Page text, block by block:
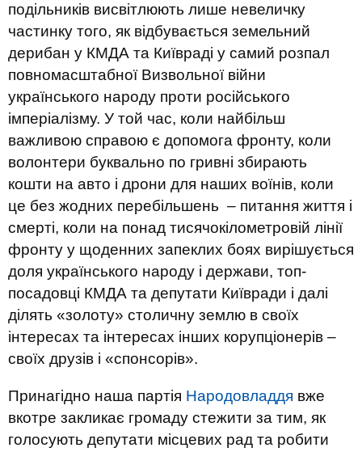
подільників висвітлюють лише невеличку
частинку того, як відбувається земельний
дерибан у КМДА та Київраді у самий розпал
повномасштабної Визвольної війни
українського народу проти російського
імперіалізму. У той час, коли найбільш
важливою справою є допомога фронту, коли
волонтери буквально по гривні збирають
кошти на авто і дрони для наших воїнів, коли
це без жодних перебільшень – питання життя і
смерті, коли на понад тисячокілометровій лінії
фронту у щоденних запеклих боях вирішується
доля українського народу і держави, топ-
посадовці КМДА та депутати Київради і далі
ділять «золоту» столичну землю в своїх
інтересах та інтересах інших корупціонерів –
своїх друзів і «спонсорів».
Принагідно наша партія Народовладдя вже
вкотре закликає громаду стежити за тим, як
голосують депутати місцевих рад та робити